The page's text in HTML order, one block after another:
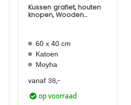
Kussen grafiet, houten
knopen, Wooden
60 x 40 cm
Katoen
Moyha
vanaf 38,-
op voorraad